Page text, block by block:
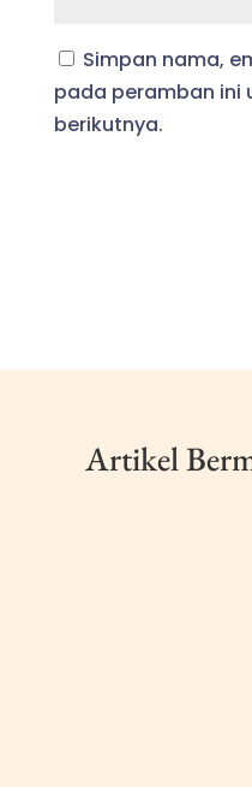
Simpan nama,
pada peramban ini
berikutnya.
Artikel